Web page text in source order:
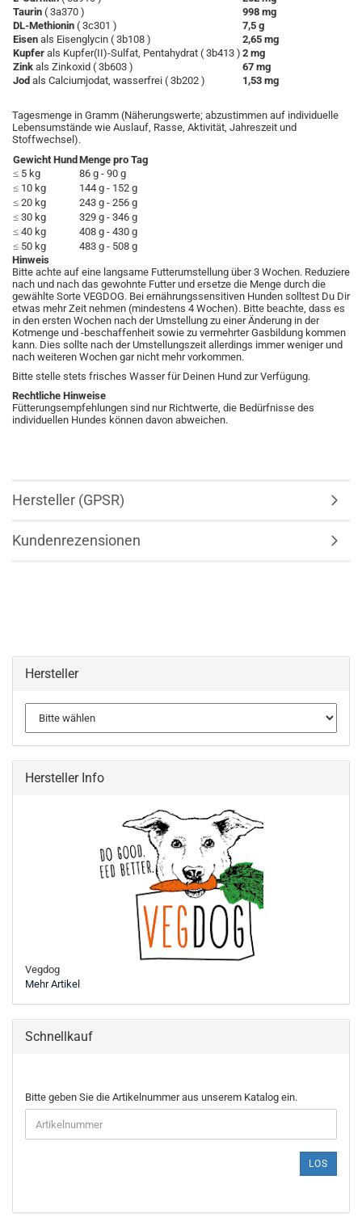
Taurin ( 3a370 )
998 mg
DL-Methionin ( 3c301 )
7,5 g
Eisen als Eisenglycin ( 3b108 )
2,65 mg
Kupfer als Kupfer(II)-Sulfat, Pentahydrat ( 3b413 ) 2 mg
Zink als Zinkoxid ( 3b603 )
67 mg
Jod als Calciumjodat, wasserfrei ( 3b202 ) 1,53 mg
Tagesmenge in Gramm (Näherungswerte; abzustimmen auf individuelle
Lebensumstände wie Auslauf, Rasse, Aktivität, Jahreszeit und
Stoffwechsel).
Gewicht Hund Menge pro Tag
≤ 5 kg
86 g - 90 g
≤ 10 kg
144 g - 152 g
≤ 20 kg
243 g - 256 g
≤ 30 kg
329 g - 346 g
≤ 40 kg
408 g - 430 g
≤ 50 kg
483 g - 508 g
Hinweis
Bitte achte auf eine langsame Futterumstellung über 3 Wochen. Reduziere
nach und nach das gewohnte Futter und ersetze die Menge durch die
gewählte Sorte VEGDOG. Bei ernährungssensitiven Hunden solltest Du Dir
etwas mehr Zeit nehmen (mindestens 4 Wochen). Bitte beachte, dass es
in den ersten Wochen nach der Umstellung zu einer Änderung in der
Kotmenge und -beschaffenheit sowie zu vermehrter Gasbildung kommen
kann. Dies sollte nach der Umstellungszeit allerdings immer weniger und
nach weiteren Wochen gar nicht mehr vorkommen.
Bitte stelle stets frisches Wasser für Deinen Hund zur Verfügung.
Rechtliche Hinweise
Fütterungsempfehlungen sind nur Richtwerte, die Bedürfnisse des
individuellen Hundes können davon abweichen.
Hersteller (GPSR)
Kundenrezensionen
Hersteller
Hersteller Info
Vegdog
Mehr Artikel
Schnellkauf
BITTE
GEBEN
SIE
DIE
EIN.
Bitte geben Sie die Artikelnummer aus unserem Katalog ein.
LOS